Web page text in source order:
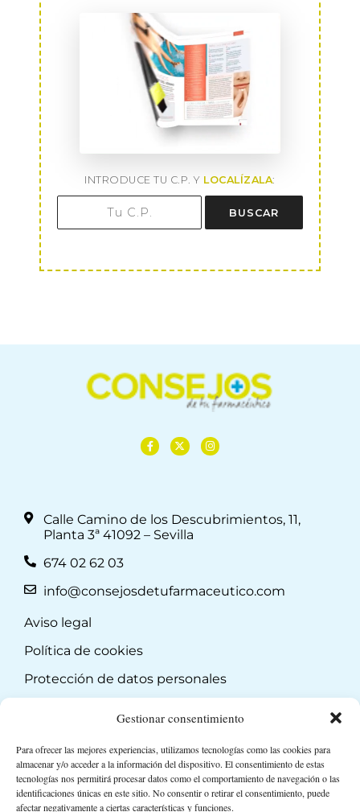
Gestionar consentimiento
Para ofrecer las mejores experiencias, utilizamos tecnologías como las cookies para
almacenar y/o acceder a la información del dispositivo. El consentimiento de estas
tecnologías nos permitirá procesar datos como el comportamiento de navegación o las
identificaciones únicas en este sitio. No consentir o retirar el consentimiento, puede
afectar negativamente a ciertas características y funciones.
INTRODUCE TU C.P. Y LOCALÍZALA:
BUSCAR
Calle Camino de los Descubrimientos, 11,
Planta 3ª 41092 – Sevilla
674 02 62 03
info@consejosdetufarmaceutico.com
Aviso legal
Política de cookies
Protección de datos personales